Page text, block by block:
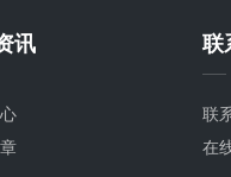
讯 联
联
在